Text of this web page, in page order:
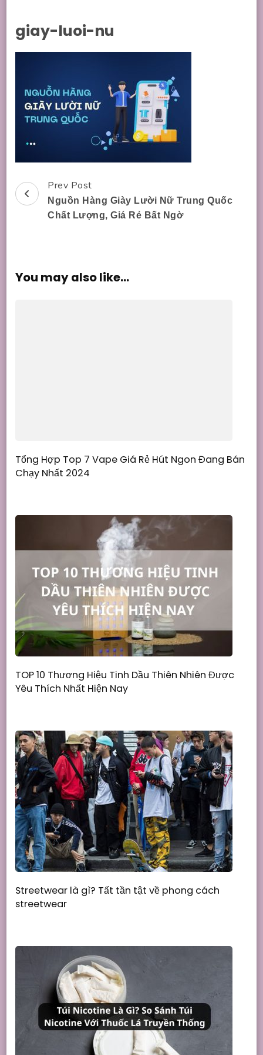
giay-luoi-nu
Post
Navigation
Prev Post
Nguồn Hàng Giày Lười Nữ Trung Quốc
Chất Lượng, Giá Rẻ Bất Ngờ
You may also like...
Tổng Hợp Top 7 Vape Giá Rẻ Hút Ngon Đang Bán
Chạy Nhất 2024
TOP 10 Thương Hiệu Tinh Dầu Thiên Nhiên Được
Yêu Thích Nhất Hiện Nay
Streetwear là gì? Tất tần tật về phong cách
streetwear